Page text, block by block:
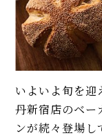
いよいよ旬を迎
丹新宿店のベー
ンが続々登場